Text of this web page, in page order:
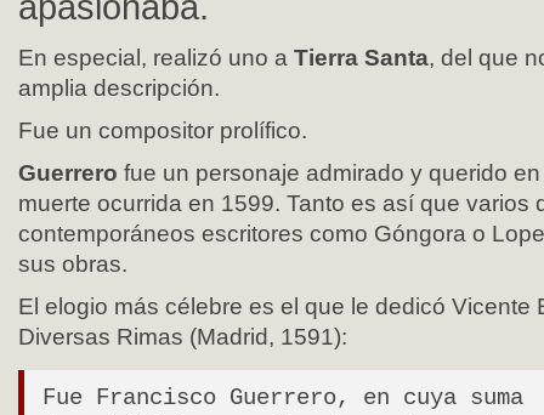
En especial, realizó uno a Tierra Santa, del que
amplia descripción.
Fue un compositor prolífico.
Guerrero fue un personaje admirado y querido
muerte ocurrida en 1599. Tanto es así que varios
contemporáneos escritores como Góngora o
sus obras.
El elogio más célebre es el que le dedicó Vicente
Diversas Rimas (Madrid, 1591):
Fue Francisco Guerrero, en cuya suma